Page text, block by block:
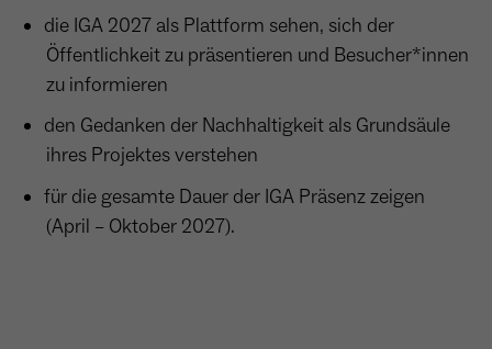
Anbieter Google LLC
Laufzeit 4 Monate
Zweck
- Wird von Google Ads / Google Tag Manager
verwendet - Dient der Conversion-Erfassung
und Werbewirksamkeitsmessung - Hilft zu
verstehen, wie Nutzer mit Anzeigen
die IGA 2027 als Plattform sehen, sich der
Öffentlichkeit zu präsentieren und Besucher*innen
zu informieren
den Gedanken der Nachhaltigkeit als Grundsäule
ihres Projektes verstehen
für die gesamte Dauer der IGA Präsenz zeigen
(April – Oktober 2027).